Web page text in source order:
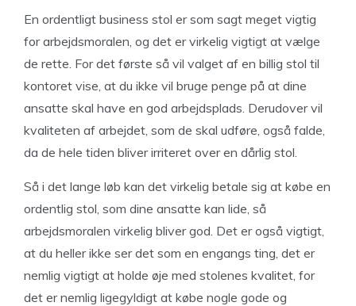
En ordentligt business stol er som sagt meget vigtig
for arbejdsmoralen, og det er virkelig vigtigt at vælge
de rette. For det første så vil valget af en billig stol til
kontoret vise, at du ikke vil bruge penge på at dine
ansatte skal have en god arbejdsplads. Derudover vil
kvaliteten af arbejdet, som de skal udføre, også falde,
da de hele tiden bliver irriteret over en dårlig stol.
Så i det lange løb kan det virkelig betale sig at købe en
ordentlig stol, som dine ansatte kan lide, så
arbejdsmoralen virkelig bliver god. Det er også vigtigt,
at du heller ikke ser det som en engangs ting, det er
nemlig vigtigt at holde øje med stolenes kvalitet, for
det er nemlig ligegyldigt at købe nogle gode og